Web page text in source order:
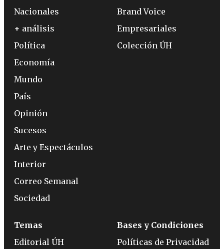
Nacionales
+ análisis
Política
Economía
Mundo
País
Opinión
Sucesos
Arte y Espectáculos
Interior
Correo Semanal
Sociedad
Brand Voice
Empresariales
Colección ÚH
Temas
Editorial ÚH
Bases y Condiciones
Políticas de Privacidad